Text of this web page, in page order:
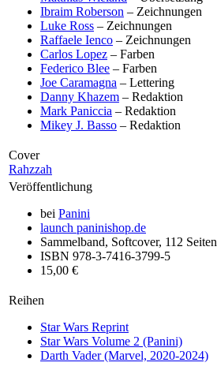
Ibraim Roberson – Zeichnungen
Luke Ross – Zeichnungen
Raffaele Ienco – Zeichnungen
Carlos Lopez – Farben
Federico Blee – Farben
Joe Caramagna – Lettering
Danny Khazem – Redaktion
Mark Paniccia – Redaktion
Mikey J. Basso – Redaktion
Cover
Rahzzah
Veröffentlichung
bei Panini
launch paninishop.de
Sammelband, Softcover, 112 Seiten
ISBN 978-3-7416-3799-5
15,00 €
Reihen
Star Wars Reprint
Star Wars Volume 2 (Panini)
Darth Vader (Marvel, 2020-2024)